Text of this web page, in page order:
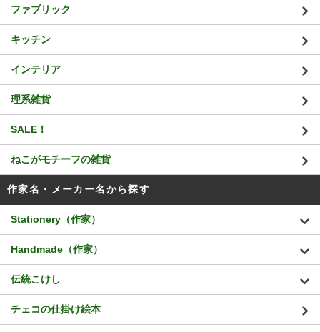
ファブリック
キッチン
インテリア
理系雑貨
SALE！
ねこがモチーフの雑貨
作家名・メーカー名から探す
Stationery（作家）
Handmade（作家）
伝統こけし
チェコの仕掛け絵本